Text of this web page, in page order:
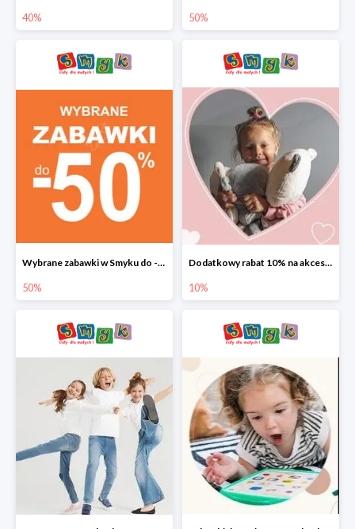
40% 50%
Wybrane zabawki w Smyku do -50%
50%
Dodatkowy rabat 10% na akcesoria dziecięce
10%